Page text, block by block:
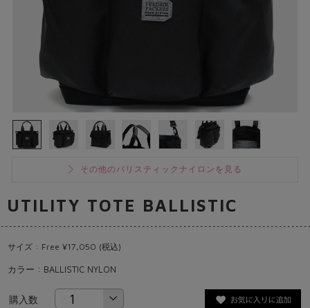
その他のバリスティックナイロンを見る
UTILITY TOTE BALLISTIC
サイズ : Free ¥17,050 (税込)
カラー : BALLISTIC NYLON
購入数